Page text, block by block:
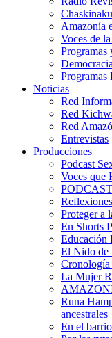
Amazonía
Voces de
Programas
Programas
Noticias
Red
Red
Red
Entrevistas
Producciones
Podcast
Voces que
PODCAST
Proteger a
En Shorts
Educación
El Nido de
Cronología
La Mujer
Runa
ancestrales
En el